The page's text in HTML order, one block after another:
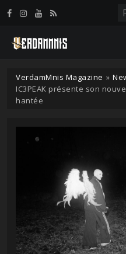
VerdamMnis Magazine »
IC3PEAK présente son
hantée
Panneau de gestion des